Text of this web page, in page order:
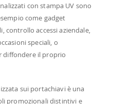
con stampa UV sono
come gadget
controllo accessi aziendale,
speciali, o
diffondere il proprio
sui portachiavi è una
promozionali distintivi e